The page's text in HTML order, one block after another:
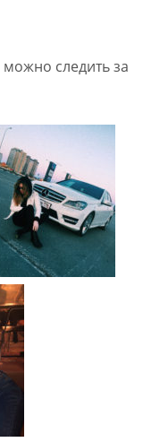
следить за